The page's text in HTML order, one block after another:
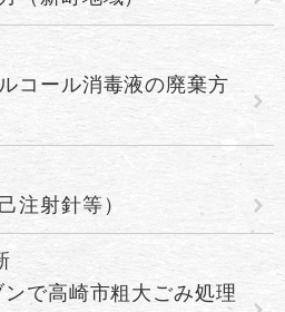
コール消毒液の廃棄方
注射針等）
で高崎市粗大ごみ処理